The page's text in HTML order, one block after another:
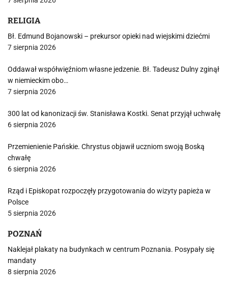
RELIGIA
Bł. Edmund Bojanowski – prekursor opieki nad wiejskimi dziećmi
7 sierpnia 2026
Oddawał współwięźniom własne jedzenie. Bł. Tadeusz Dulny zginął
w niemieckim obo…
7 sierpnia 2026
300 lat od kanonizacji św. Stanisława Kostki. Senat przyjął uchwałę
6 sierpnia 2026
Przemienienie Pańskie. Chrystus objawił uczniom swoją Boską
chwałę
6 sierpnia 2026
Rząd i Episkopat rozpoczęły przygotowania do wizyty papieża w
Polsce
5 sierpnia 2026
POZNAŃ
Naklejał plakaty na budynkach w centrum Poznania. Posypały się
mandaty
8 sierpnia 2026